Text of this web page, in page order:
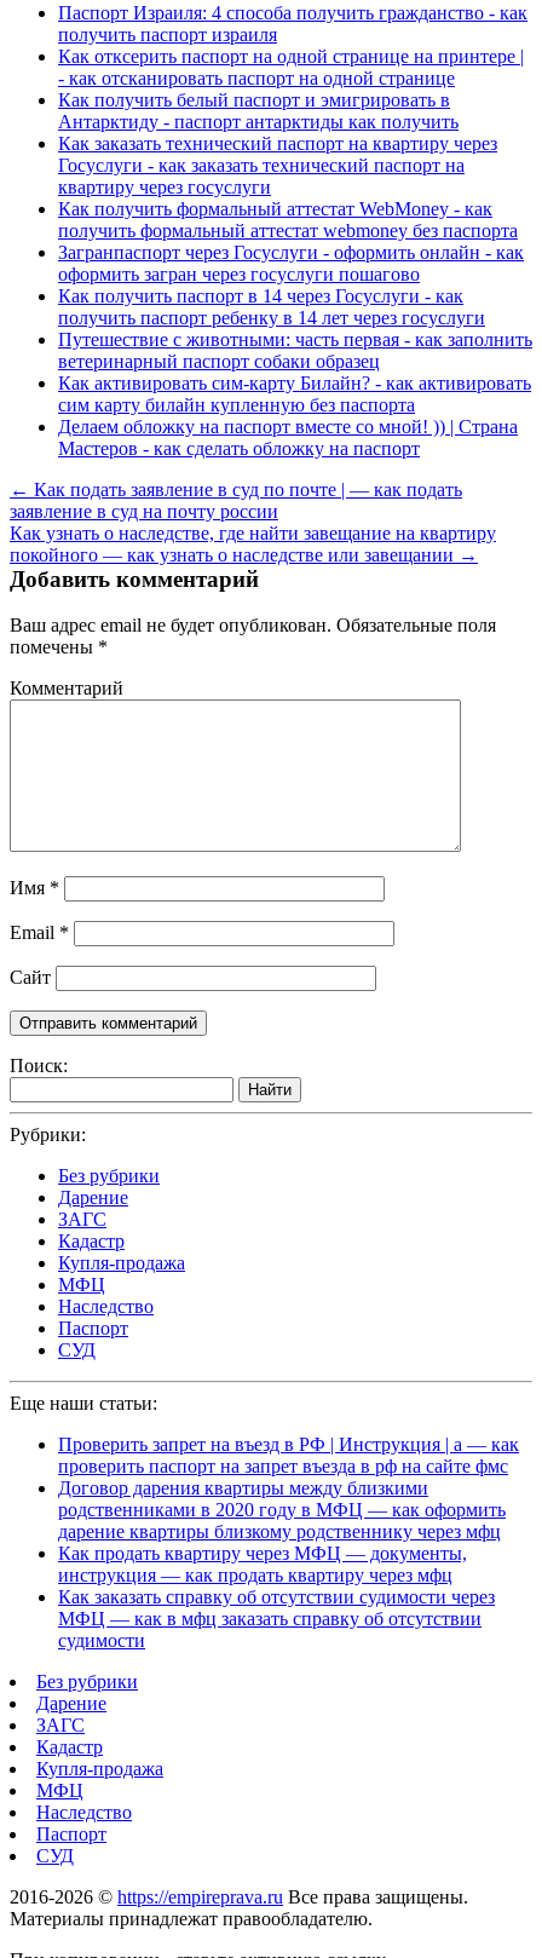
Паспорт Израиля: 4 способа получить гражданство - как
получить паспорт израиля
Как отксерить паспорт на одной странице на принтере |
- как отсканировать паспорт на одной странице
Как получить белый паспорт и эмигрировать в
Антарктиду - паспорт антарктиды как получить
Как заказать технический паспорт на квартиру через
Госуслуги - как заказать технический паспорт на
квартиру через госуслуги
Как получить формальный аттестат WebMoney - как
получить формальный аттестат webmoney без паспорта
Загранпаспорт через Госуслуги - оформить онлайн - как
оформить загран через госуслуги пошагово
Как получить паспорт в 14 через Госуслуги - как
получить паспорт ребенку в 14 лет через госуслуги
Путешествие с животными: часть первая - как заполнить
ветеринарный паспорт собаки образец
Как активировать сим-карту Билайн? - как активировать
сим карту билайн купленную без паспорта
Делаем обложку на паспорт вместе со мной! )) | Страна
Мастеров - как сделать обложку на паспорт
← Как подать заявление в суд по почте | — как подать
заявление в суд на почту россии
Как узнать о наследстве, где найти завещание на квартиру
покойного — как узнать о наследстве или завещании →
Добавить комментарий
Ваш адрес email не будет опубликован. Обязательные поля
помечены *
Комментарий
Имя *
Email *
Сайт
Поиск:
Найти
Рубрики:
Без рубрики
Дарение
ЗАГС
Кадастр
Купля-продажа
МФЦ
Наследство
Паспорт
СУД
Еще наши статьи:
Проверить запрет на въезд в РФ | Инструкция | а — как
проверить паспорт на запрет въезда в рф на сайте фмс
Договор дарения квартиры между близкими
родственниками в 2020 году в МФЦ — как оформить
дарение квартиры близкому родственнику через мфц
Как продать квартиру через МФЦ — документы,
инструкция — как продать квартиру через мфц
Как заказать справку об отсутствии судимости через
МФЦ — как в мфц заказать справку об отсутствии
судимости
Без рубрики
Дарение
ЗАГС
Кадастр
Купля-продажа
МФЦ
Наследство
Паспорт
СУД
2016-2026 © https://empireprava.ru Все права защищены.
Материалы принадлежат правообладателю.